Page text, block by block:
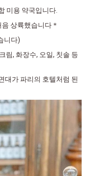
미용 약국입니다.
상륙했습니다＊
니다)
림, 화장수, 오일, 칫솔 등
대가 파리의 호텔처럼 된